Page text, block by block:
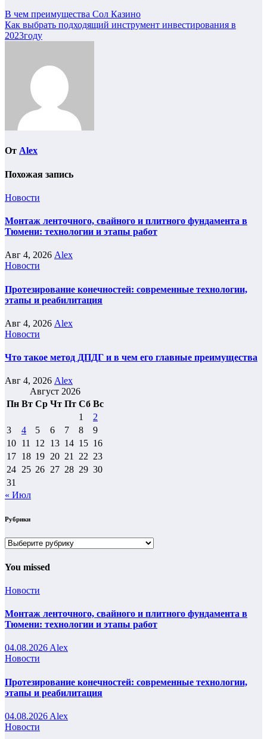
Навигация
по
В чем преимущества Сол Казино
Как выбрать подходящий инструмент инвестирования в
2023году
От Alex
Похожая запись
Новости
Монтаж ленточного, свайного и плитного фундамента в
Тюмени: технологии и этапы работ
Авг 4, 2026 Alex
Новости
Протезирование конечностей: современные технологии,
этапы и реабилитация
Авг 4, 2026 Alex
Новости
Что такое метод ДПДГ и в чем его главные преимущества
Авг 4, 2026 Alex
Август 2026
Пн Вт Ср Чт Пт Сб Вс
1
2
3
4 5 6 7 8
9
10 11 12 13 14 15 16
17 18 19 20 21 22 23
24 25 26 27 28 29 30
31
« Июл
Рубрики
Рубрики
You missed
Новости
Монтаж ленточного, свайного и плитного фундамента в
Тюмени: технологии и этапы работ
04.08.2026Alex
Новости
Протезирование конечностей: современные технологии,
этапы и реабилитация
04.08.2026 Alex
Новости